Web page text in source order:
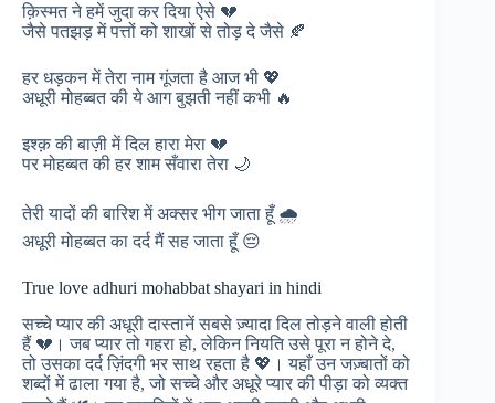
क़िस्मत ने हमें जुदा कर दिया ऐसे 💔
जैसे पतझड़ में पत्तों को शाखों से तोड़ दे जैसे 🍂
हर धड़कन में तेरा नाम गूंजता है आज भी 💖
अधूरी मोहब्बत की ये आग बुझती नहीं कभी 🔥
इश्क़ की बाज़ी में दिल हारा मेरा 💔
पर मोहब्बत की हर शाम सँवारा तेरा 🌙
तेरी यादों की बारिश में अक्सर भीग जाता हूँ 🌧️
अधूरी मोहब्बत का दर्द मैं सह जाता हूँ 😔
True love adhuri mohabbat shayari in hindi
सच्चे प्यार की अधूरी दास्तानें सबसे ज़्यादा दिल तोड़ने वाली होती
हैं 💔। जब प्यार तो गहरा हो, लेकिन नियति उसे पूरा न होने दे,
तो उसका दर्द ज़िंदगी भर साथ रहता है 💖। यहाँ उन जज़्बातों को
शब्दों में ढाला गया है, जो सच्चे और अधूरे प्यार की पीड़ा को व्यक्त